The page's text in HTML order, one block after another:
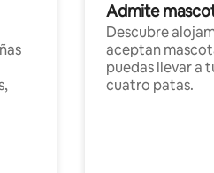
Admite
Descubre
aceptan
puedas llevar a
cuatro patas.